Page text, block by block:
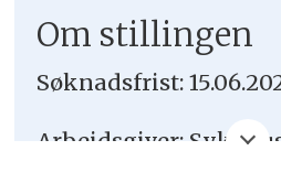
Om stillingen
Søknadsfrist:
Arbeidsgiver: